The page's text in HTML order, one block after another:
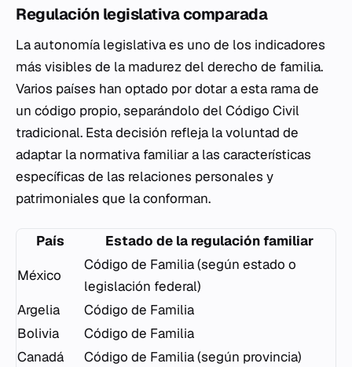
Regulación legislativa comparada
La autonomía legislativa es uno de los indicadores
más visibles de la madurez del derecho de familia.
Varios países han optado por dotar a esta rama de
un código propio, separándolo del Código Civil
tradicional. Esta decisión refleja la voluntad de
adaptar la normativa familiar a las características
específicas de las relaciones personales y
patrimoniales que la conforman.
País
Estado de la regulación familiar
México
Código de Familia (según estado o
legislación federal)
Argelia
Código de Familia
Bolivia
Código de Familia
Canadá
Código de Familia (según provincia)